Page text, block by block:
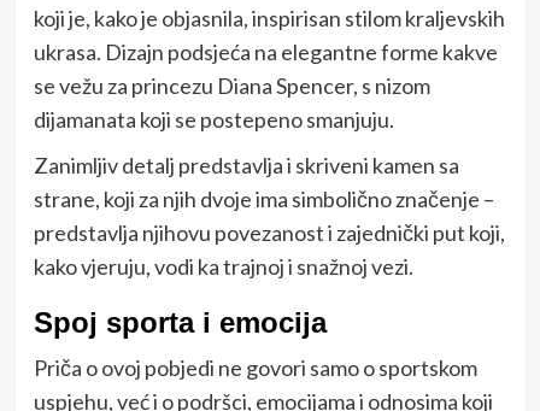
koji je, kako je objasnila, inspirisan stilom kraljevskih
ukrasa. Dizajn podsjeća na elegantne forme kakve
se vežu za princezu Diana Spencer, s nizom
dijamanata koji se postepeno smanjuju.
Zanimljiv detalj predstavlja i skriveni kamen sa
strane, koji za njih dvoje ima simbolično značenje –
predstavlja njihovu povezanost i zajednički put koji,
kako vjeruju, vodi ka trajnoj i snažnoj vezi.
Spoj sporta i emocija
Priča o ovoj pobjedi ne govori samo o sportskom
uspjehu, već i o podršci, emocijama i odnosima koji